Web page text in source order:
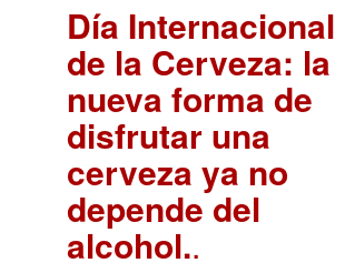
Día Internacional
de la Cerveza: la
nueva forma de
disfrutar una
cerveza ya no
depende del
alcohol..